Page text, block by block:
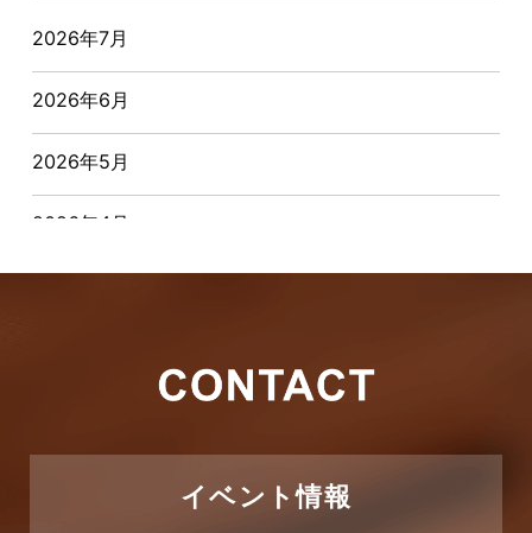
おすすめ物件
お客様インタビュー
お客様の声
つくばエクスプレス線
2026年7月
2026年6月
2026年5月
2026年4月
イベント情報